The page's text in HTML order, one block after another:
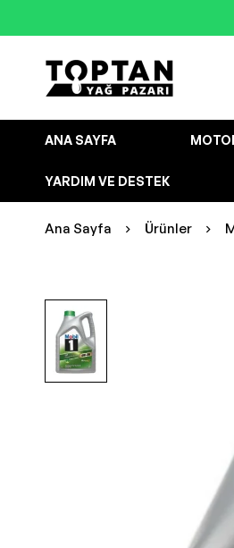
ANA SAYFA
YARDIM VE DESTEK
Ana Sayfa Ürünler